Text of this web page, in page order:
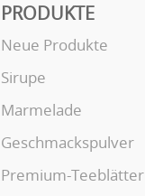
PRODUKTE
Neue Produkte
Sirupe
Marmelade
Geschmackspulver
Premium-Teeblätter